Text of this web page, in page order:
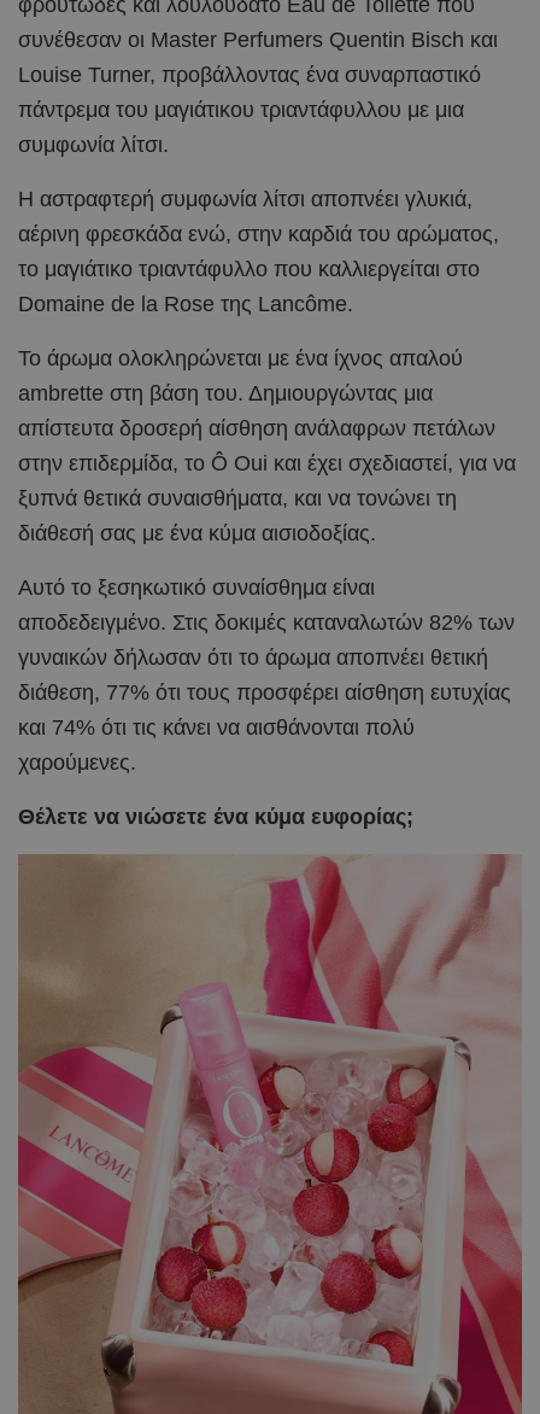
φρουτώδες και λουλουδάτο Eau de Toilette που
συνέθεσαν οι Μaster Perfumers Quentin Bisch και
Louise Turner, προβάλλοντας ένα συναρπαστικό
πάντρεμα του μαγιάτικου τριαντάφυλλου με μια
συμφωνία λίτσι.
Η αστραφτερή συμφωνία λίτσι αποπνέει γλυκιά,
αέρινη φρεσκάδα ενώ, στην καρδιά του αρώματος,
το μαγιάτικο τριαντάφυλλο που καλλιεργείται στο
Domaine de la Rose της Lancôme.
Το άρωμα ολοκληρώνεται με ένα ίχνος απαλού
ambrette στη βάση του. Δημιουργώντας μια
απίστευτα δροσερή αίσθηση ανάλαφρων πετάλων
στην επιδερμίδα, το Ô Oui και έχει σχεδιαστεί, για να
ξυπνά θετικά συναισθήματα, και να τονώνει τη
διάθεσή σας με ένα κύμα αισιοδοξίας.
Αυτό το ξεσηκωτικό συναίσθημα είναι
αποδεδειγμένο. Στις δοκιμές καταναλωτών 82% των
γυναικών δήλωσαν ότι το άρωμα αποπνέει θετική
διάθεση, 77% ότι τους προσφέρει αίσθηση ευτυχίας
και 74% ότι τις κάνει να αισθάνονται πολύ
χαρούμενες.
Θέλετε να νιώσετε ένα κύμα ευφορίας;